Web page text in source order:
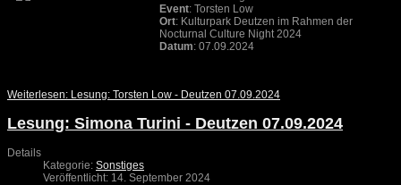
Event: Torsten Low
Ort: Kulturpark Deutzen im Rahmen der
Nocturnal Culture Night 2024
Datum: 07.09.2024
Weiterlesen: Lesung: Torsten Low - Deutzen 07.09.2024
Lesung: Simona Turini - Deutzen 07.09.2024
Details
Kategorie: Sonstiges
Veröffentlicht: 14. September 2024